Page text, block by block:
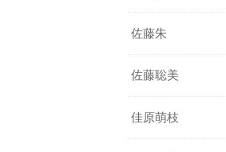
佐藤朱
佐藤聡美
佳原萌枝